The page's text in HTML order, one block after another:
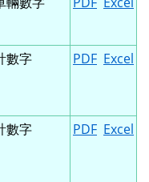
數字 PDF Excel
數字 PDF Excel